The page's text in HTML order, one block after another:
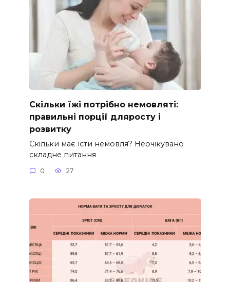
Скільки їжі потрібно немовляті:
правильні порції дляросту і
розвитку
Скільки має їсти немовля? Неочікувано
складне питання
0 27